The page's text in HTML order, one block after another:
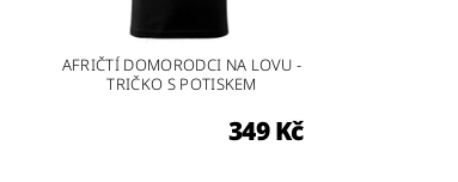
AFRIČTÍ DOMORODCI NA LOVU -
TRIČKO S POTISKEM
349 Kč